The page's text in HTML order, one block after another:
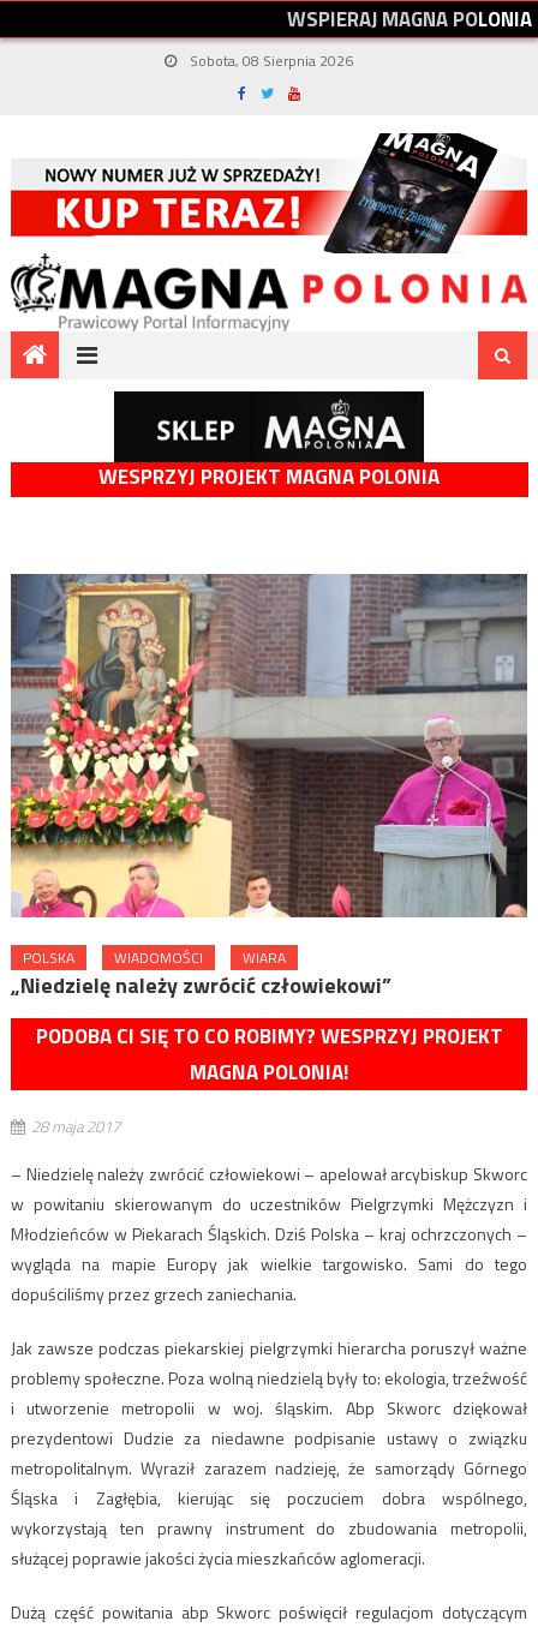
WSPIERAJMAGNAPOLONIA
Sobota, 08 Sierpnia 2026
WESPRZYJ PROJEKT MAGNA POLONIA
POLSKA WIADOMOŚCI WIARA
„Niedzielę należy zwrócić człowiekowi”
PODOBA CI SIĘ TO CO ROBIMY? WESPRZYJ PROJEKT
MAGNA POLONIA!
28 maja 2017
– Niedzielę należy zwrócić człowiekowi – apelował arcybiskup Skworc
w powitaniu skierowanym do uczestników Pielgrzymki Mężczyzn i
Młodzieńców w Piekarach Śląskich. Dziś Polska – kraj ochrzczonych –
wygląda na mapie Europy jak wielkie targowisko. Sami do tego
dopuściliśmy przez grzech zaniechania.
Jak zawsze podczas piekarskiej pielgrzymki hierarcha poruszył ważne
problemy społeczne. Poza wolną niedzielą były to: ekologia, trzeźwość
i utworzenie metropolii w woj. śląskim. Abp Skworc dziękował
prezydentowi Dudzie za niedawne podpisanie ustawy o związku
metropolitalnym. Wyraził zarazem nadzieję, że samorządy Górnego
Śląska i Zagłębia, kierując się poczuciem dobra wspólnego,
wykorzystają ten prawny instrument do zbudowania metropolii,
służącej poprawie jakości życia mieszkańców aglomeracji.
Dużą część powitania abp Skworc poświęcił regulacjom dotyczącym